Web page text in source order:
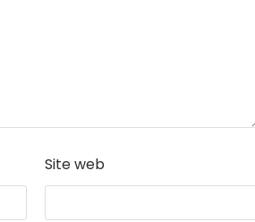
Site web